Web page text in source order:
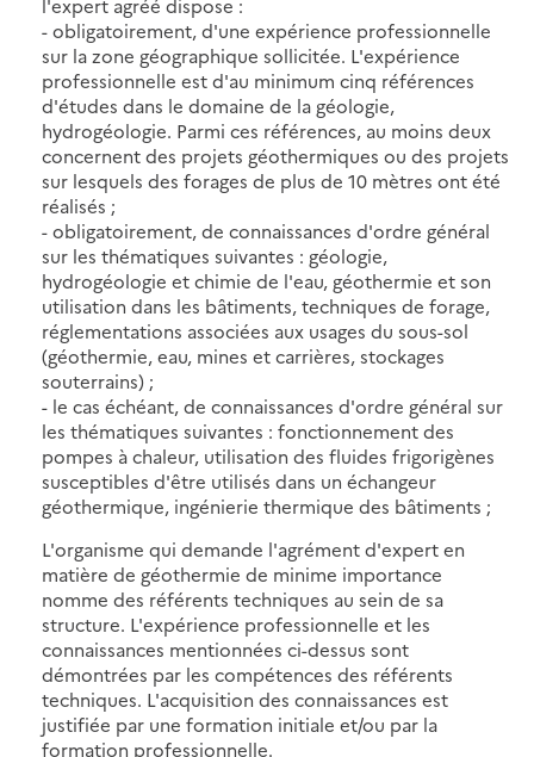
- obligatoirement, d'une expérience professionnelle
sur la zone géographique sollicitée. L'expérience
professionnelle est d'au minimum cinq références
d'études dans le domaine de la géologie,
hydrogéologie. Parmi ces références, au moins deux
concernent des projets géothermiques ou des projets
sur lesquels des forages de plus de 10 mètres ont été
réalisés ;
- obligatoirement, de connaissances d'ordre général
sur les thématiques suivantes : géologie,
hydrogéologie et chimie de l'eau, géothermie et son
utilisation dans les bâtiments, techniques de forage,
réglementations associées aux usages du sous-sol
(géothermie, eau, mines et carrières, stockages
souterrains) ;
- le cas échéant, de connaissances d'ordre général sur
les thématiques suivantes : fonctionnement des
pompes à chaleur, utilisation des fluides frigorigènes
susceptibles d'être utilisés dans un échangeur
géothermique, ingénierie thermique des bâtiments ;
L'organisme qui demande l'agrément d'expert en
matière de géothermie de minime importance
nomme des référents techniques au sein de sa
structure. L'expérience professionnelle et les
connaissances mentionnées ci-dessus sont
démontrées par les compétences des référents
techniques. L'acquisition des connaissances est
justifiée par une formation initiale et/ou par la
formation professionnelle.